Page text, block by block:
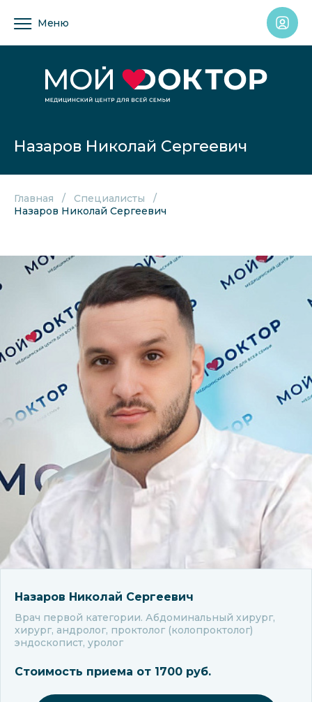
Меню
Назаров Николай Сергеевич
Главная
Специалисты
Назаров Николай Сергеевич
Назаров Николай Сергеевич
Врач первой категории. Абдоминальный хирург,
хирург, андролог, проктолог (колопроктолог)
эндоскопист, уролог
Стоимость приема от 1700 руб.